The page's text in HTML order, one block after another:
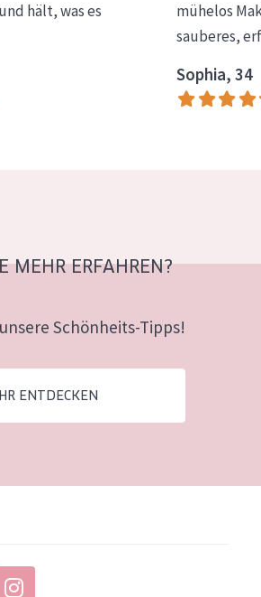
Haut
Haut
hält, was es
mühelos
sauberes,
Sophia, 34
MEHR ERFAHREN?
Schönheits-Tipps!
ENTDECKEN